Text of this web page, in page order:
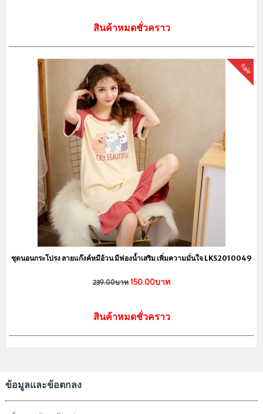
สินค้าหมดชั่วคราว
sale
ชุดนอนกระโปรง ลายแก๊งค์หมีอ้วน มีฟองน้ำเสริม เพิ่มความมั่นใจ LKS2010049
239.00บาท150.00บาท
สินค้าหมดชั่วคราว
ข้อมูลและข้อตกลง